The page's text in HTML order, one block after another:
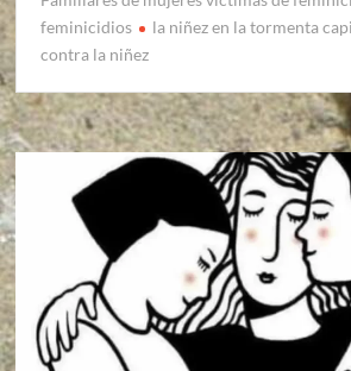
feminicidios
la niñez en la tormenta
contra la niñez